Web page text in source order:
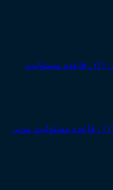
تحلیل اقتصادی حقوق مسئولیت مدنی (۱) ـ قاعده مسئولیت مدنی